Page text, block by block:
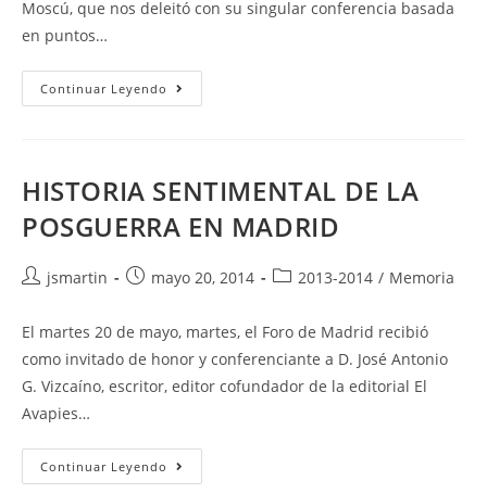
Moscú, que nos deleitó con su singular conferencia basada
en puntos…
Continuar Leyendo Rincones
Mágicos
Moscú
HISTORIA SENTIMENTAL DE LA
POSGUERRA EN MADRID
Autor
la
entrada:
jsmartin
Publicación
entrada:
mayo 20, 2014
Categoría
entrada:
2013-2014 / Memoria
El martes 20 de mayo, martes, el Foro de Madrid recibió
como invitado de honor y conferenciante a D. José Antonio
G. Vizcaíno, escritor, editor cofundador de la editorial El
Avapies…
Continuar Leyendo HISTORIA
SENTIMENTAL